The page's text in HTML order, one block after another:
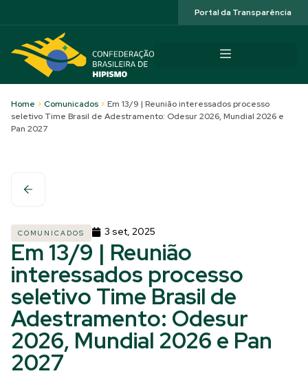
Portal da Transparência
Home > Comunicados > Em 13/9 | Reunião interessados processo
seletivo Time Brasil de Adestramento: Odesur 2026, Mundial 2026 e
Pan 2027
COMUNICADOS 3 set, 2025
Em 13/9 | Reunião
interessados processo
seletivo Time Brasil de
Adestramento: Odesur
2026, Mundial 2026 e Pan
2027